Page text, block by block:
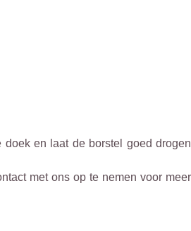
en laat de borstel goed drogen
met ons op te nemen voor meer